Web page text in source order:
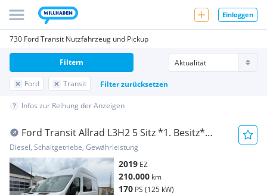
Einloggen
730 Ford Transit Nutzfahrzeug und Pickup
Ford Transit Filter zurücksetzen
Filtern
Infos zur Reihung der Anzeigen
Ford Transit Allrad L3H2 5 Sitz *1. Besitz*
Transporter / Kastenwagen
Diesel, Schaltgetriebe, Gewährleistung
2019 EZ
210.000 km
170 PS (125 kW)